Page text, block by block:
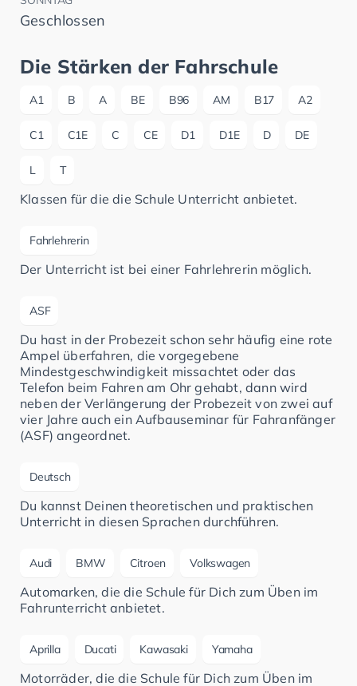
Geschlossen
Die Stärken der Fahrschule
A1 B A BE B96 AM B17 A2
C1 C1E C CE D1 D1E D DE
L T
Klassen für die die Schule Unterricht anbietet.
Fahrlehrerin
Der Unterricht ist bei einer Fahrlehrerin möglich.
ASF
Du hast in der Probezeit schon sehr häufig eine rote
Ampel überfahren, die vorgegebene
Mindestgeschwindigkeit missachtet oder das
Telefon beim Fahren am Ohr gehabt, dann wird
neben der Verlängerung der Probezeit von zwei auf
vier Jahre auch ein Aufbauseminar für Fahranfänger
(ASF) angeordnet.
Deutsch
Du kannst Deinen theoretischen und praktischen
Unterricht in diesen Sprachen durchführen.
Audi BMW Citroen Volkswagen
Automarken, die die Schule für Dich zum Üben im
Fahrunterricht anbietet.
Aprilla Ducati Kawasaki Yamaha
Motorräder, die die Schule für Dich zum Üben im